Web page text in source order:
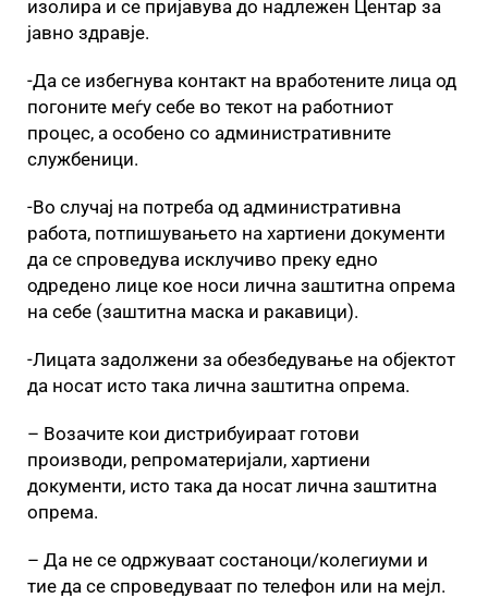
изолира и се пријавува до надлежен Центар за
јавно здравје.
-Да се избегнува контакт на вработените лица од
погоните меѓу себе во текот на работниот
процес, а особено со административните
службеници.
-Во случај на потреба од административна
работа, потпишувањето на хартиени документи
да се спроведува исклучиво преку едно
одредено лице кое носи лична заштитна опрема
на себе (заштитна маска и ракавици).
-Лицата задолжени за обезбедување на објектот
да носат исто така лична заштитна опрема.
– Возачите кои дистрибуираат готови
производи, репроматеријали, хартиени
документи, исто така да носат лична заштитна
опрема.
– Да не се одржуваат состаноци/колегиуми и
тие да се спроведуваат по телефон или на мејл.